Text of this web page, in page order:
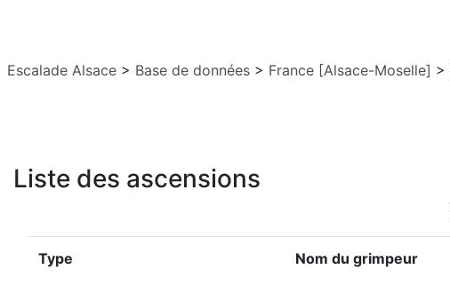
Escalade Alsace > Base de données > France [Alsace-Moselle] >
Liste des ascensions
Type Nom du grimpeur